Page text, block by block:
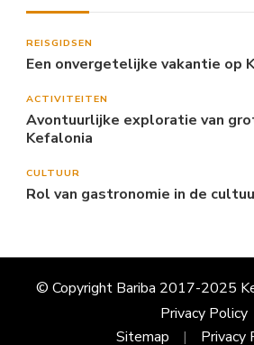
REISGIDSEN
Een onvergetelijke vakantie op
ACTIVITEITEN
Avontuurlijke exploratie van
Kefalonia
CULTUUR
Rol van gastronomie in de
© Copyright Bariba 2017-2025
Privacy Policy
Sitemap
Privacy